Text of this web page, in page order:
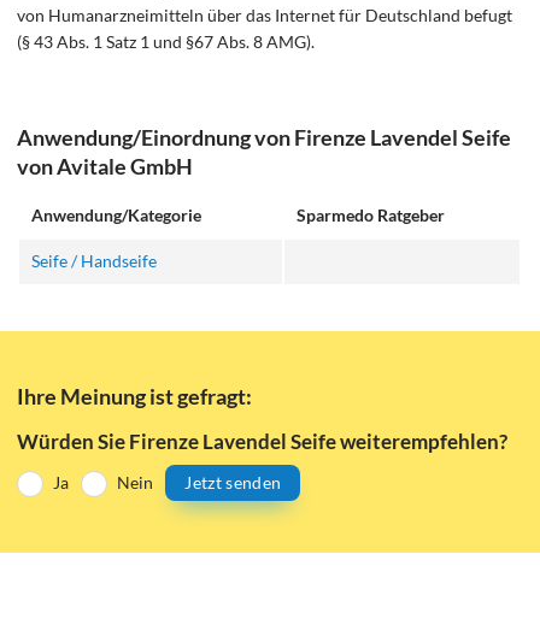
von Humanarzneimitteln über das Internet für Deutschland befugt
(§ 43 Abs. 1 Satz 1 und §67 Abs. 8 AMG).
Anwendung/Einordnung von Firenze Lavendel Seife
von Avitale GmbH
Anwendung/Kategorie Sparmedo Ratgeber
Seife / Handseife
Ihre Meinung ist gefragt:
Würden Sie Firenze Lavendel Seife weiterempfehlen?
Ja Nein Jetzt senden